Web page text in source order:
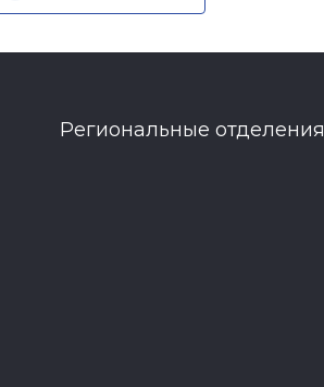
Региональные отделения